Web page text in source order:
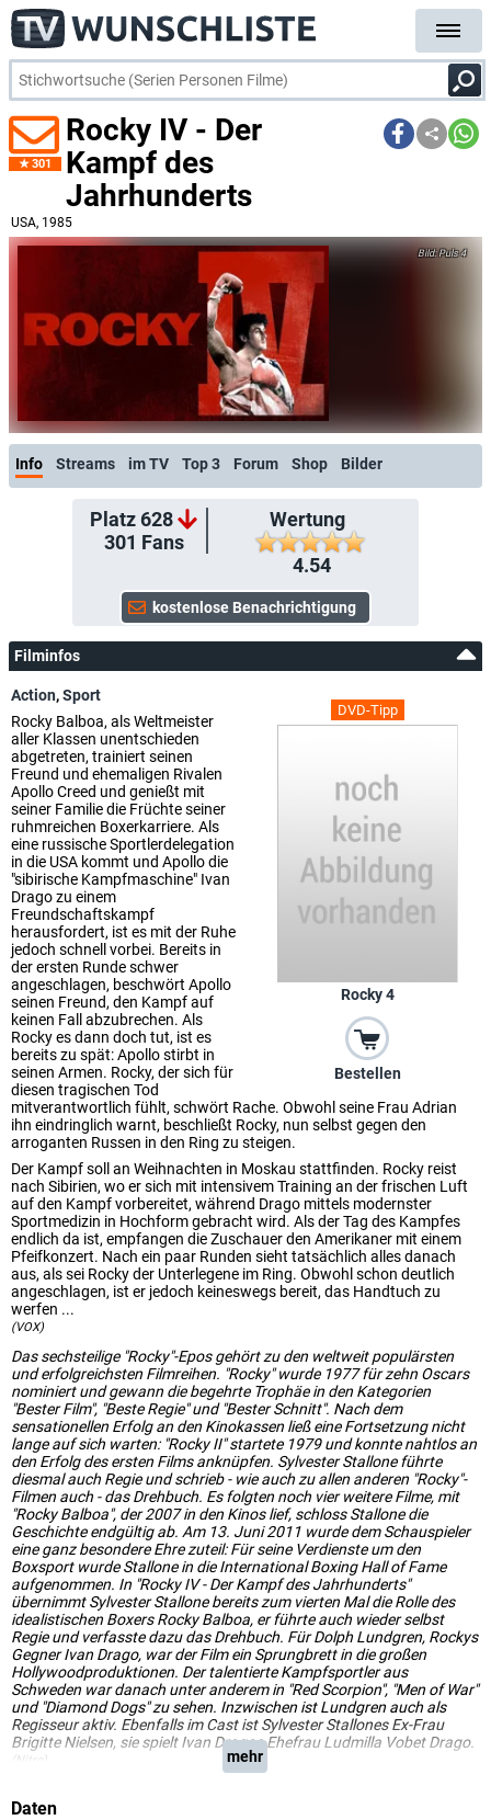
301
Rocky IV - Der
Kampf des
Jahrhunderts
USA, 1985
Puls 4
Info Streams im TV Top 3 Forum Shop Bilder
Platz 628
301 Fans
Wertung
4.54
Filminfos
DVD-Tipp
Rocky 4
Bestellen
Action,Sport
Rocky Balboa, als Weltmeister
aller Klassen unentschieden
abgetreten, trainiert seinen
Freund und ehemaligen Rivalen
Apollo Creed und genießt mit
seiner Familie die Früchte seiner
ruhmreichen Boxerkarriere. Als
eine russische Sportlerdelegation
in die USA kommt und Apollo die
"sibirische Kampfmaschine" Ivan
Drago zu einem
Freundschaftskampf
herausfordert, ist es mit der Ruhe
jedoch schnell vorbei. Bereits in
der ersten Runde schwer
angeschlagen, beschwört Apollo
seinen Freund, den Kampf auf
keinen Fall abzubrechen. Als
Rocky es dann doch tut, ist es
bereits zu spät: Apollo stirbt in
seinen Armen. Rocky, der sich für
diesen tragischen Tod
mitverantwortlich fühlt, schwört Rache. Obwohl seine Frau Adrian
ihn eindringlich warnt, beschließt Rocky, nun selbst gegen den
arroganten Russen in den Ring zu steigen.
Der Kampf soll an Weihnachten in Moskau stattfinden. Rocky reist
nach Sibirien, wo er sich mit intensivem Training an der frischen Luft
auf den Kampf vorbereitet, während Drago mittels modernster
Sportmedizin in Hochform gebracht wird. Als der Tag des Kampfes
endlich da ist, empfangen die Zuschauer den Amerikaner mit einem
Pfeifkonzert. Nach ein paar Runden sieht tatsächlich alles danach
aus, als sei Rocky der Unterlegene im Ring. Obwohl schon deutlich
angeschlagen, ist er jedoch keineswegs bereit, das Handtuch zu
werfen ...
(VOX)
Das sechsteilige "Rocky"-Epos gehört zu den weltweit populärsten
und erfolgreichsten Filmreihen. "Rocky" wurde 1977 für zehn Oscars
nominiert und gewann die begehrte Trophäe in den Kategorien
"Bester Film", "Beste Regie" und "Bester Schnitt". Nach dem
sensationellen Erfolg an den Kinokassen ließ eine Fortsetzung nicht
lange auf sich warten: "Rocky II" startete 1979 und konnte nahtlos an
den Erfolg des ersten Films anknüpfen. Sylvester Stallone führte
diesmal auch Regie und schrieb - wie auch zu allen anderen "Rocky"-
Filmen auch - das Drehbuch. Es folgten noch vier weitere Filme, mit
"Rocky Balboa", der 2007 in den Kinos lief, schloss Stallone die
Geschichte endgültig ab. Am 13. Juni 2011 wurde dem Schauspieler
eine ganz besondere Ehre zuteil: Für seine Verdienste um den
Boxsport wurde Stallone in die International Boxing Hall of Fame
aufgenommen. In "Rocky IV - Der Kampf des Jahrhunderts"
übernimmt Sylvester Stallone bereits zum vierten Mal die Rolle des
idealistischen Boxers Rocky Balboa, er führte auch wieder selbst
Regie und verfasste dazu das Drehbuch. Für Dolph Lundgren, Rockys
Gegner Ivan Drago, war der Film ein Sprungbrett in die großen
Hollywoodproduktionen. Der talentierte Kampfsportler aus
Schweden war danach unter anderem in "Red Scorpion", "Men of War"
und "Diamond Dogs" zu sehen. Inzwischen ist Lundgren auch als
Regisseur aktiv. Ebenfalls im Cast ist Sylvester Stallones Ex-Frau
Brigitte Nielsen, sie spielt Ivan Dragos Ehefrau Ludmilla Vobet Drago.
(Nitro) mehr
Daten